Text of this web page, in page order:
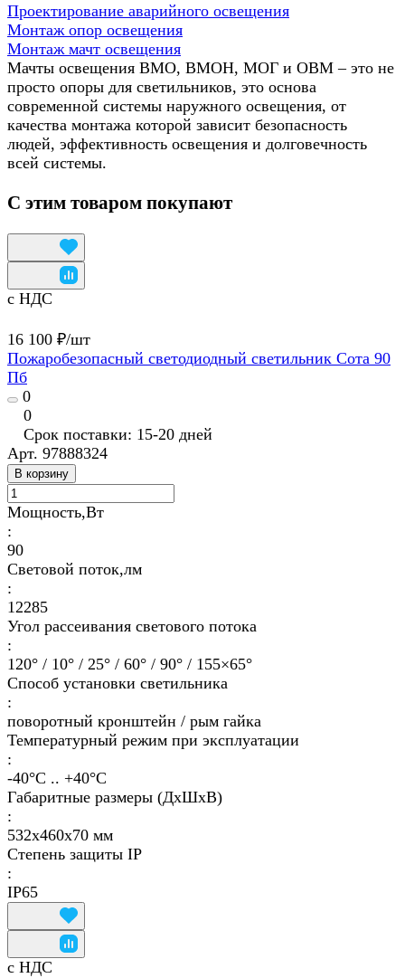
Проектирование аварийного освещения
Монтаж опор освещения
Монтаж мачт освещения
Мачты освещения ВМО, ВМОН, МОГ и ОВМ – это не
просто опоры для светильников, это основа
современной системы наружного освещения, от
качества монтажа которой зависит безопасность
людей, эффективность освещения и долговечность
всей системы.
С этим товаром покупают
с НДС
16 100 ₽/шт
Пожаробезопасный светодиодный светильник Сота 90
Пб
0
0
Срок поставки: 15-20 дней
Арт. 97888324
В корзину
Мощность,Вт
:
90
Световой поток,лм
:
12285
Угол рассеивания светового потока
:
120° / 10° / 25° / 60° / 90° / 155×65°
Способ установки светильника
:
поворотный кронштейн / рым гайка
Температурный режим при эксплуатации
:
-40°С .. +40°C
Габаритные размеры (ДхШхВ)
:
532х460х70 мм
Степень защиты IP
:
IP65
с НДС